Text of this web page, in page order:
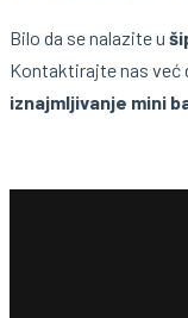
Bilo da se nalazite u
Kontaktirajte nas već
iznajmljivanje mini